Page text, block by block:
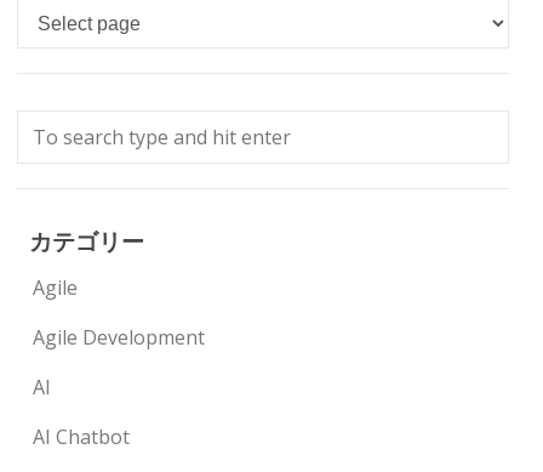
Languages
カテゴリー
Agile
Agile Development
AI
AI Chatbot